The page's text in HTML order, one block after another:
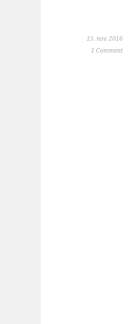
15. nov. 2016
1 Comment